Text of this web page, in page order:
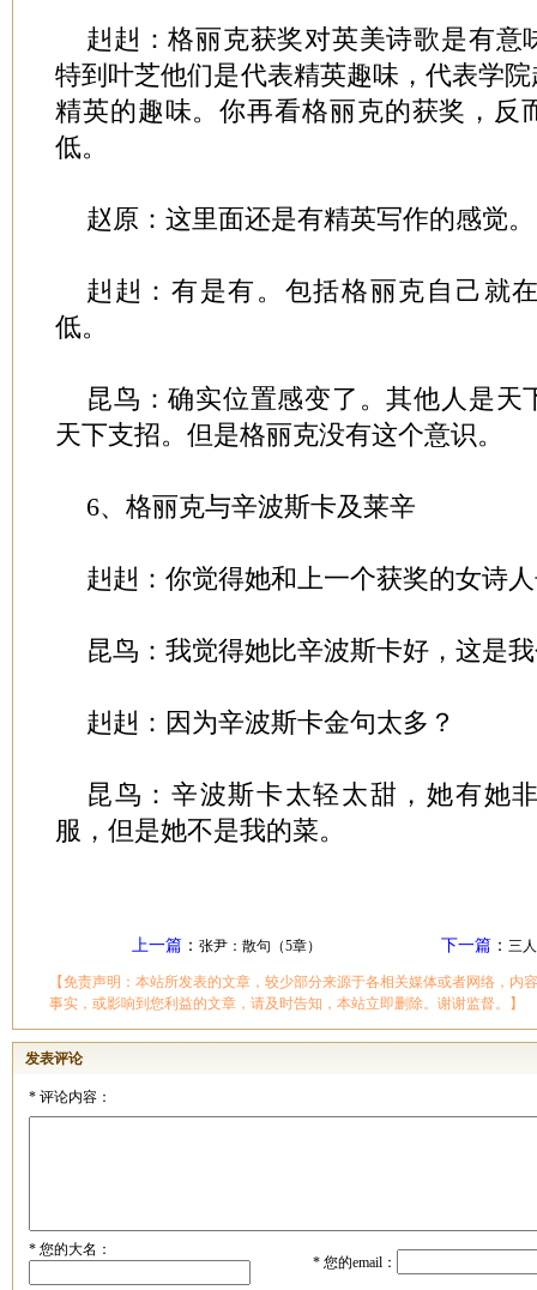
赳赳：格丽克获奖对英美诗歌是有意
特到叶芝他们是代表精英趣味，代表学
精英的趣味。你再看格丽克的获奖，反
低。
赵原：这里面还是有精英写作的感觉。
赳赳：有是有。包括格丽克自己就
低。
昆鸟：确实位置感变了。其他人是天
天下支招。但是格丽克没有这个意识。
6、格丽克与辛波斯卡及莱辛
赳赳：你觉得她和上一个获奖的女诗
昆鸟：我觉得她比辛波斯卡好，这是
赳赳：因为辛波斯卡金句太多？
昆鸟：辛波斯卡太轻太甜，她有她
服，但是她不是我的菜。
上一篇： 张尹：散句（5章） 下一篇： 三
【免责声明：本站所发表的文章，较少部分来源于各相关媒体或者网络，内
事实，或影响到您利益的文章，请及时告知，本站立即删除。谢谢监督。】
发表评论
*评论内容：
*您的大名：
*您的email：